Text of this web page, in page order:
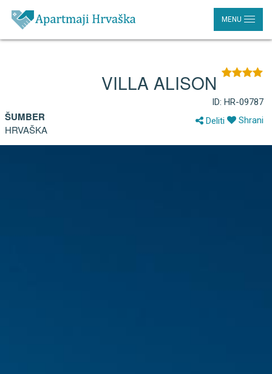
MENU
VILLA ALISON
ŠUMBER
HRVAŠKA
ID: HR-09787
Deliti
Shrani